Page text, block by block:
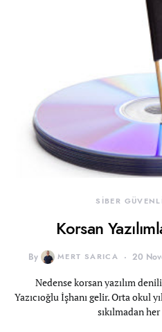
SİBER
Korsan
By MERT SARICA 20
Nedense korsan yazılım
Yazıcıoğlu İşhanı gelir. Orta okul
sıkılmadan